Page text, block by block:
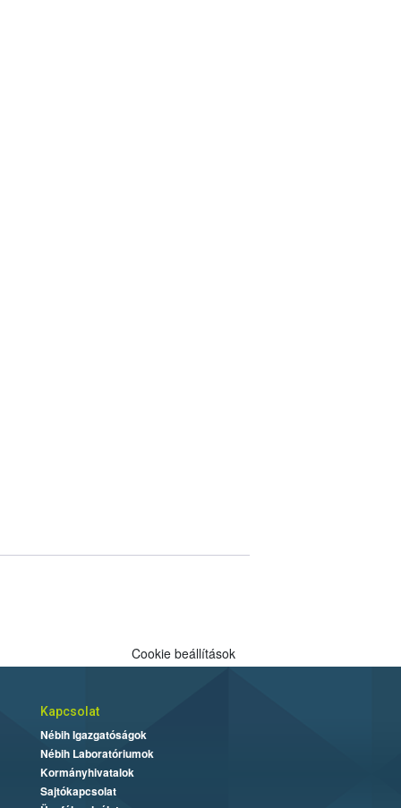
Cookie beállítások
Kapcsolat
Nébih Igazgatóságok
Nébih Laboratóriumok
Kormányhivatalok
Sajtókapcsolat